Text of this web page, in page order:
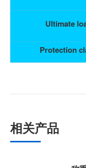
Ultimate
Protection
相关产品